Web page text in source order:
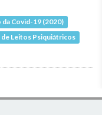
Covid-19 (2020)
Leitos Psiquiátricos